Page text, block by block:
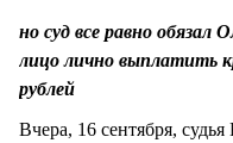
но суд все равно
лицо лично выплатить
рублей
Вчера, 16 сентября,